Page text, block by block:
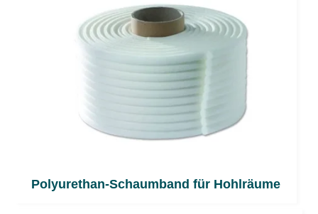
Polyurethan-Schaumband für Hohlräume